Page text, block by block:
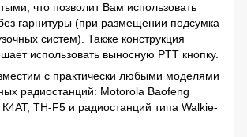
что позволит Вам использовать
гарнитуры (при размещении подсумка
систем). Также конструкция
использовать выносную PTT кнопку.
с практически любыми моделями
радиостанций: Motorola Baofeng
TH-F5 и радиостанций типа Walkie-